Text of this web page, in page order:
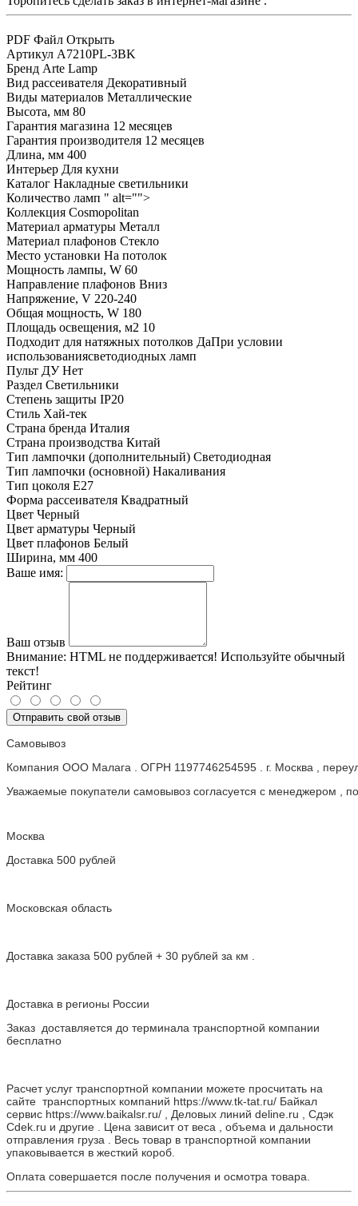
PDF Файл Открыть
Артикул A7210PL-3BK
Бренд Arte Lamp
Вид рассеивателя Декоративный
Виды материалов Металлические
Высота, мм 80
Гарантия магазина 12 месяцев
Гарантия производителя 12 месяцев
Длина, мм 400
Интерьер Для кухни
Каталог Накладные светильники
Количество ламп " alt="">
Коллекция Cosmopolitan
Материал арматуры Металл
Материал плафонов Стекло
Место установки На потолок
Мощность лампы, W 60
Направление плафонов Вниз
Напряжение, V 220-240
Общая мощность, W 180
Площадь освещения, м2 10
Подходит для натяжных потолков ДаПри условии
использованиясветодиодных ламп
Пульт ДУ Нет
Раздел Светильники
Степень защиты IP20
Стиль Хай-тек
Страна бренда Италия
Страна производства Китай
Тип лампочки (дополнительный) Светодиодная
Тип лампочки (основной) Накаливания
Тип цоколя E27
Форма рассеивателя Квадратный
Цвет Черный
Цвет арматуры Черный
Цвет плафонов Белый
Ширина, мм 400
Ваше имя:
Ваш отзыв
Внимание: HTML не поддерживается! Используйте обычный
текст!
Рейтинг
Отправить свой отзыв
Самовывоз
Компания ООО Малага . ОГРН 1197746254595 . г. Москва ,
Уважаемые покупатели самовывоз согласуется с менеджером ,
Москва
Доставка 500 рублей
Московская область
Доставка заказа 500 рублей + 30 рублей за км .
Доставка в регионы России
Заказ доставляется до терминала транспортной компании
бесплатно
Расчет услуг транспортной компании можете просчитать на
сайте транспортных компаний https://www.tk-tat.ru/ Байкал
сервис https://www.baikalsr.ru/ , Деловых линий deline.ru , Сдэк
Cdek.ru и другие . Цена зависит от веса , объема и дальности
отправления груза . Весь товар в транспортной компании
упаковывается в жесткий короб.
Оплата совершается после получения и осмотра товара.